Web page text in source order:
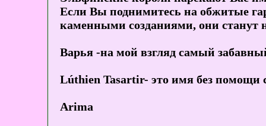
Если Вы поднимитесь на обжитые
каменными созданиями, они станут
Варья -на мой взгляд самый
Lúthien Tasartir- это имя без помощи
Arima